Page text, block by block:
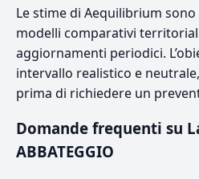
Le stime di Aequilibrium
modelli comparativi
aggiornamenti periodici.
intervallo realistico e
prima di richiedere un
Domande frequenti su
ABBATEGGIO